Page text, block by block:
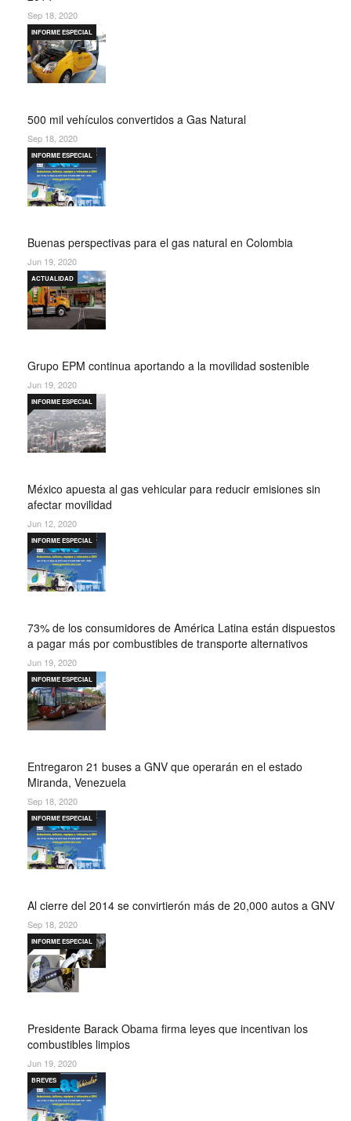
Sep 18, 2020
500 mil vehículos convertidos a Gas Natural
INFORME ESPECIAL
Sep 18, 2020
Buenas perspectivas para el gas natural en Colombia
INFORME ESPECIAL
Jun 19, 2020
Grupo EPM continua aportando a la movilidad sostenible
ACTUALIDAD
Jun 19, 2020
México apuesta al gas vehicular para reducir emisiones sin
afectar movilidad
INFORME ESPECIAL
Jun 12, 2020
73% de los consumidores de América Latina están dispuestos
a pagar más por combustibles de transporte alternativos
INFORME ESPECIAL
Jun 19, 2020
Entregaron 21 buses a GNV que operarán en el estado
Miranda, Venezuela
INFORME ESPECIAL
Sep 18, 2020
Al cierre del 2014 se convirtierón más de 20,000 autos a GNV
INFORME ESPECIAL
Sep 18, 2020
Presidente Barack Obama firma leyes que incentivan los
combustibles limpios
INFORME ESPECIAL
Jun 19, 2020
BREVES